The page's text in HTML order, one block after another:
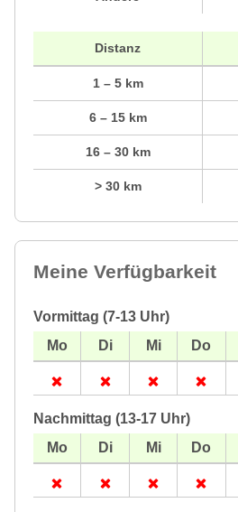
Distanz
1 – 5 km
6 – 15 km
16 – 30 km
> 30 km
Meine Verfügbarkeit
Vormittag (7-13 Uhr)
Nachmittag (13-17 Uhr)